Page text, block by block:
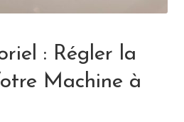
: Régler la
Machine à